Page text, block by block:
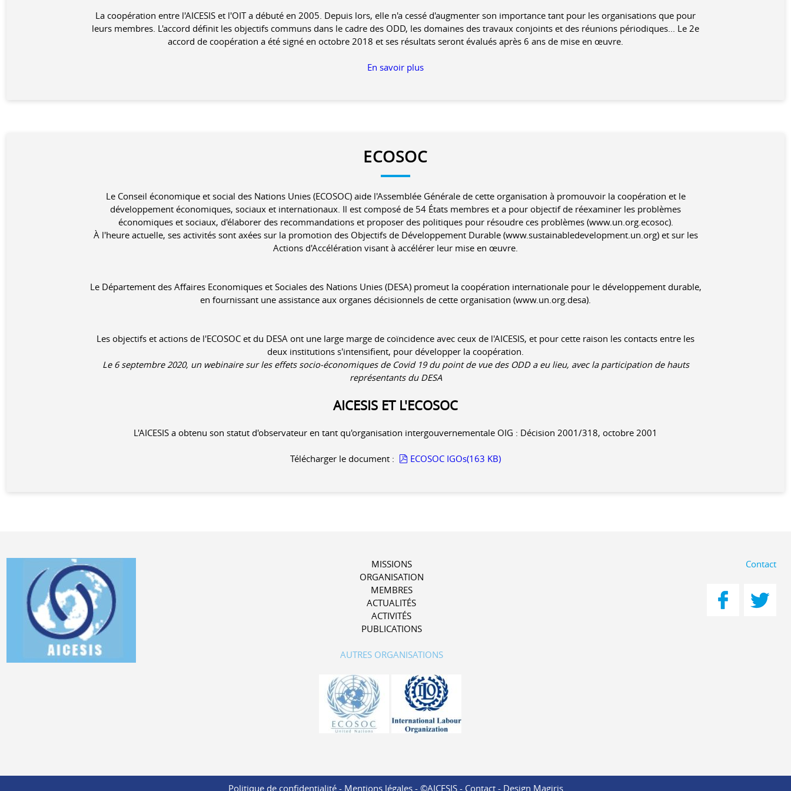
La coopération entre l'AICESIS et l'OIT a débuté en 2005. Depuis lors, elle n'a cessé d'augmenter son importance tant pour les organisations que pour
leurs membres. L'accord définit les objectifs communs dans le cadre des ODD, les domaines des travaux conjoints et des réunions périodiques... Le 2e
accord de coopération a été signé en octobre 2018 et ses résultats seront évalués après 6 ans de mise en œuvre.
En savoir plus
ECOSOC
Le Conseil économique et social des Nations Unies (ECOSOC) aide l'Assemblée Générale de cette organisation à promouvoir la coopération et le
développement économiques, sociaux et internationaux. Il est composé de 54 États membres et a pour objectif de réexaminer les problèmes
économiques et sociaux, d'élaborer des recommandations et proposer des politiques pour résoudre ces problèmes (www.un.org.ecosoc).
À l'heure actuelle, ses activités sont axées sur la promotion des Objectifs de Développement Durable (www.sustainabledevelopment.un.org) et sur les
Actions d'Accélération visant à accélérer leur mise en œuvre.
Le Département des Affaires Economiques et Sociales des Nations Unies (DESA) promeut la coopération internationale pour le développement durable,
en fournissant une assistance aux organes décisionnels de cette organisation (www.un.org.desa).
Les objectifs et actions de l'ECOSOC et du DESA ont une large marge de coïncidence avec ceux de l'AICESIS, et pour cette raison les contacts entre les
deux institutions s'intensifient, pour développer la coopération.
Le 6 septembre 2020, un webinaire sur les effets socio-économiques de Covid 19 du point de vue des ODD a eu lieu, avec la participation de hauts
représentants du DESA
AICESIS ET L'ECOSOC
L'AICESIS a obtenu son statut d'observateur en tant qu'organisation intergouvernementale OIG : Décision 2001/318, octobre 2001
Télécharger le document : pdf
ECOSOC IGOs(163 KB)
MISSIONS
ORGANISATION
MEMBRES
ACTUALITÉS
ACTIVITÉS
PUBLICATIONS
AUTRES ORGANISATIONS
Contact
Politique de confidentialité- Mentions légales- ©AICESIS - Contact- Design Magiris